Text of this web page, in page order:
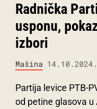
Radnička
usponu,
izbori
Mašina 14.10.2024.
Partija levice PTB-
od petine glasova u